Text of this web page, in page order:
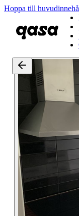
Hoppa till